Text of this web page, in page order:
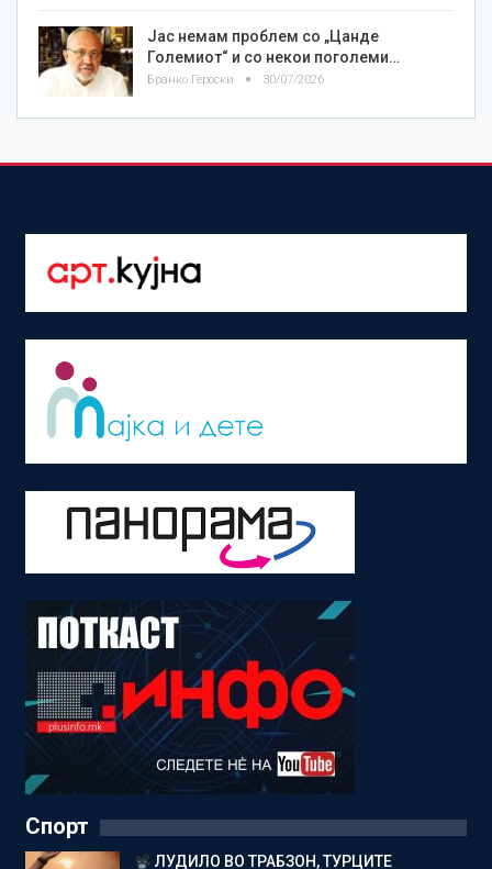
Јас немам проблем со „Цанде
Големиот“ и со некои поголеми…
Бранко Героски 30/07/2026
Спорт
ЛУДИЛО ВО ТРАБЗОН, ТУРЦИТЕ